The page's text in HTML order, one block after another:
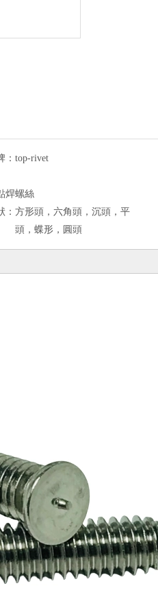
： top-rivet
焊螺絲
： 方形頭，六角頭，沉頭，平
頭，蝶形，圓頭